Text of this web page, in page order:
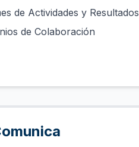
de Actividades y Resultados
de Colaboración